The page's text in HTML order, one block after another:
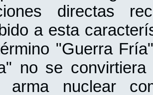
directas
a esta
"Guerra
no se
arma nuclear